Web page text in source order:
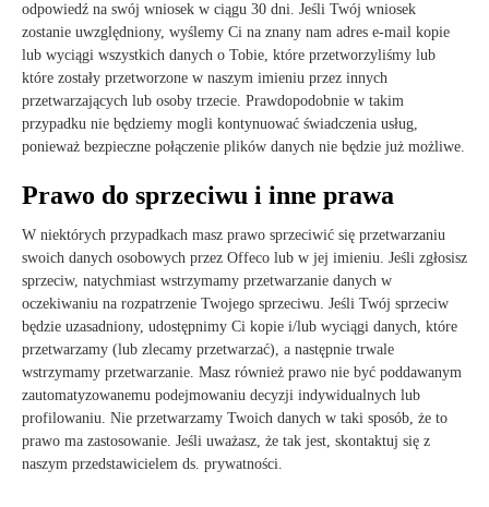
odpowiedź na swój wniosek w ciągu 30 dni. Jeśli Twój wniosek
zostanie uwzględniony, wyślemy Ci na znany nam adres e-mail kopie
lub wyciągi wszystkich danych o Tobie, które przetworzyliśmy lub
które zostały przetworzone w naszym imieniu przez innych
przetwarzających lub osoby trzecie. Prawdopodobnie w takim
przypadku nie będziemy mogli kontynuować świadczenia usług,
ponieważ bezpieczne połączenie plików danych nie będzie już możliwe.
Prawo do sprzeciwu i inne prawa
W niektórych przypadkach masz prawo sprzeciwić się przetwarzaniu
swoich danych osobowych przez Offeco lub w jej imieniu. Jeśli zgłosisz
sprzeciw, natychmiast wstrzymamy przetwarzanie danych w
oczekiwaniu na rozpatrzenie Twojego sprzeciwu. Jeśli Twój sprzeciw
będzie uzasadniony, udostępnimy Ci kopie i/lub wyciągi danych, które
przetwarzamy (lub zlecamy przetwarzać), a następnie trwale
wstrzymamy przetwarzanie. Masz również prawo nie być poddawanym
zautomatyzowanemu podejmowaniu decyzji indywidualnych lub
profilowaniu. Nie przetwarzamy Twoich danych w taki sposób, że to
prawo ma zastosowanie. Jeśli uważasz, że tak jest, skontaktuj się z
naszym przedstawicielem ds. prywatności.